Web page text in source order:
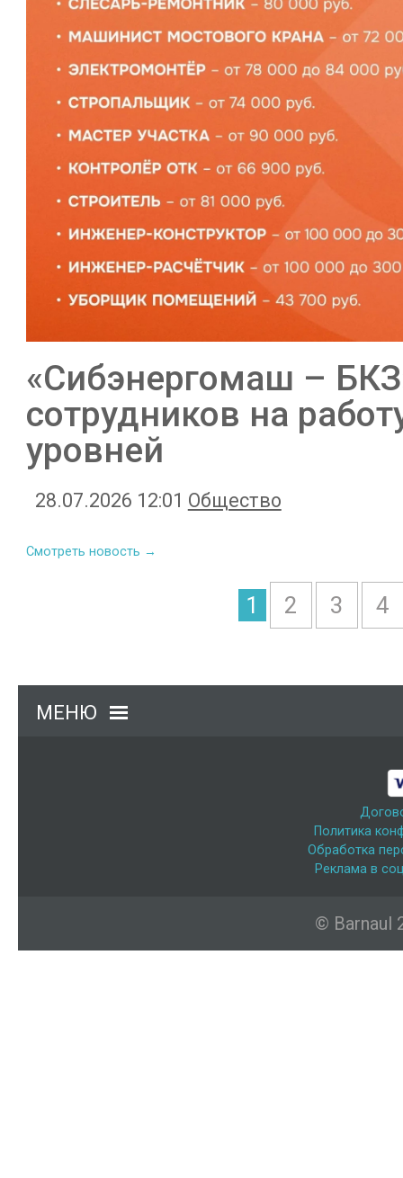
«Сибэнергомаш –
сотрудников на
уровней
28.07.2026 12:01 Общество
Смотреть новость →
1 2 3 4
МЕНЮ
Политика
Обработка
Реклама в
© Barnaul